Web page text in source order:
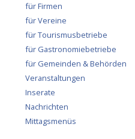
für Firmen
für Vereine
für Tourismusbetriebe
für Gastronomiebetriebe
für Gemeinden & Behörden
Veranstaltungen
Inserate
Nachrichten
Mittagsmenüs